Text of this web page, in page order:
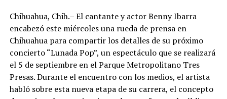
Chihuahua, Chih.– El cantante y actor Benny Ibarra
encabezó este miércoles una rueda de prensa en
Chihuahua para compartir los detalles de su próximo
concierto “Lunada Pop”, un espectáculo que se realizará
el 5 de septiembre en el Parque Metropolitano Tres
Presas. Durante el encuentro con los medios, el artista
habló sobre esta nueva etapa de su carrera, el concepto